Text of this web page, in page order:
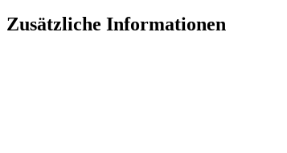
Zusätzliche Informationen